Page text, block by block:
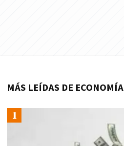
MÁS LEÍDAS DE ECONOMÍA